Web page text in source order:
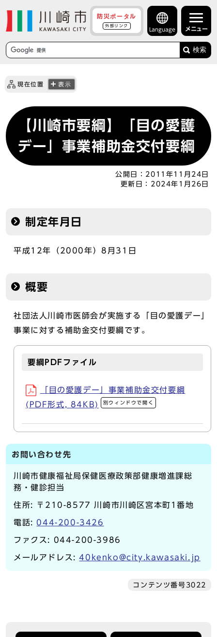
防災ポータル
外部リンク
Language メニュー
検索
現在位置 表示
【川崎市要綱】「目の愛護
デー」事業補助金交付要綱
公開日： 2011年11月24日
更新日： 2024年1月26日
制定年月日
平成12年（2000年）8月31日
概要
社団法人川崎市医師会が実施する「目の愛護デー」
事業に対する補助金交付要綱です。
要綱PDFファイル
「目の愛護デー」事業補助金交付要綱
(PDF形式, 84KB)
別ウィンドウで開く
お問い合わせ先
川崎市健康福祉局保健医療政策部健康増進課総
務・健診担当
住所: 〒210-8577 川崎市川崎区宮本町1番地
電話: 044-200-3426
ファクス: 044-200-3986
メールアドレス:40kenko@city.kawasaki.jp
コンテンツ番号3022